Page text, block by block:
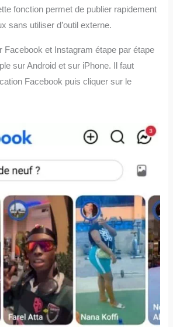
fonction permet de publier rapidement
sans utiliser d’outil externe.
Facebook et Instagram étape par étape
sur Android et sur iPhone. Il faut
Facebook puis cliquer sur le